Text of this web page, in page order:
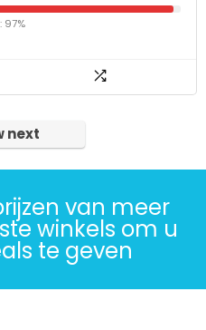
97%
next
van meer
winkels om u
te geven